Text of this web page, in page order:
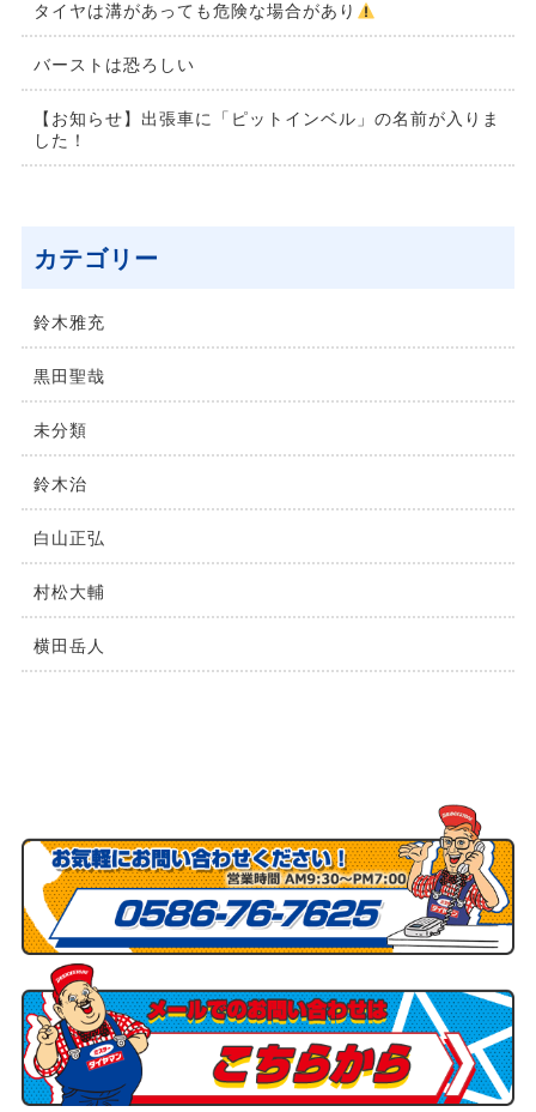
タイヤは溝があっても危険な場合があり
バーストは恐ろしい
【お知らせ】出張車に「ピットインベル」の名前が入りま
した！
カテゴリー
鈴木雅充
黒田聖哉
未分類
鈴⽊治
⽩⼭正弘
村松⼤輔
横⽥岳⼈